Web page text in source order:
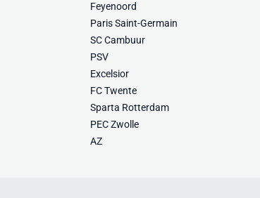
Feyenoord
Paris Saint-Germain
SC Cambuur
PSV
Excelsior
FC Twente
Sparta Rotterdam
PEC Zwolle
AZ